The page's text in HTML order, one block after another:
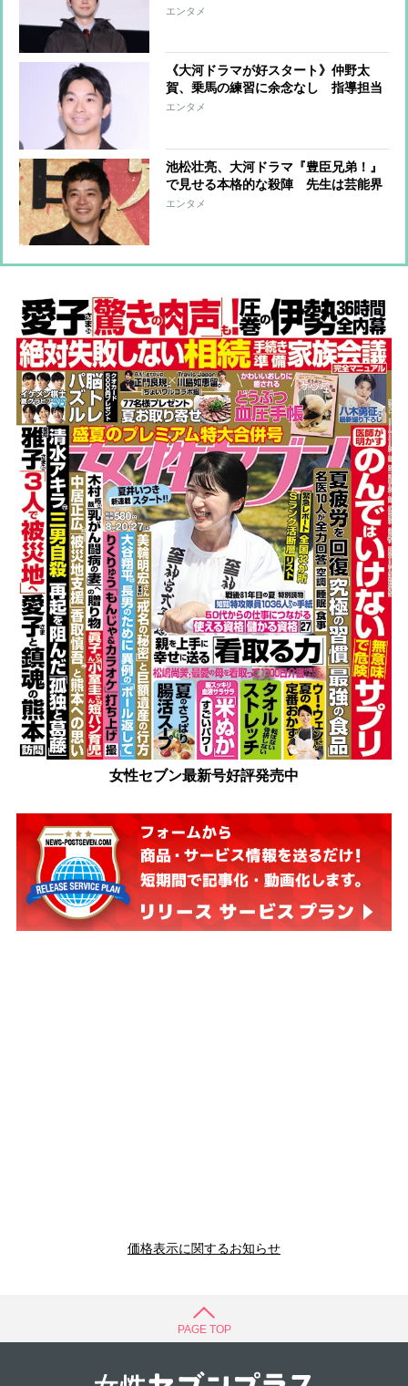
碁を打つ場面のために、カメラが回っ
エンタメ
《大河ドラマが好スタート》仲野太
賀、乗馬の練習に余念なし 指導担当
者を感動させた“馬への気遣い”、嫉妬
エンタメ
池松壮亮、大河ドラマ『豊臣兄弟！』
で見せる本格的な殺陣 先生は芸能界
きっての格闘技通・岡田准一、8年前
エンタメ
女性セブン最新号好評発売中
価格表示に関するお知らせ
PAGE TOP